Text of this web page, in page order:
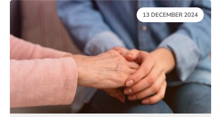
DATUM:
13 DECEMBER 2024